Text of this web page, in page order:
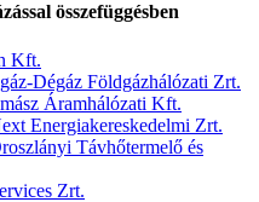
összefüggésben
Kft.
Dégáz Földgázhálózati Zrt.
Áramhálózati Kft.
Energiakereskedelmi Zrt.
Távhőtermelő és
Zrt.